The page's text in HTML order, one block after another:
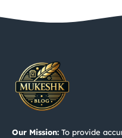
Our Mission: To provide